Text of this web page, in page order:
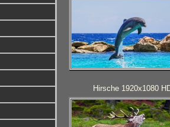
Hirsche 1920x1080